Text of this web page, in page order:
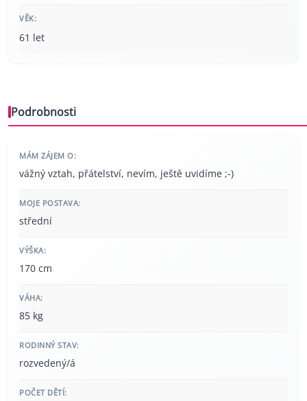
VĚK:
61 let
Podrobnosti
MÁM ZÁJEM O:
vážný vztah, přátelství, nevím, ještě uvidíme ;-)
MOJE POSTAVA:
střední
VÝŠKA:
170 cm
VÁHA:
85 kg
RODINNÝ STAV:
rozvedený/á
POČET DĚTÍ: